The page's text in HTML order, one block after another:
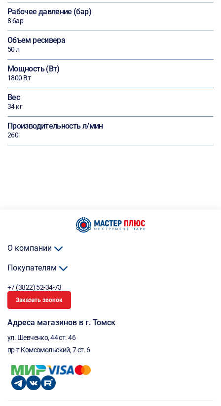
Рабочее давление (бар)
8 бар
Объем ресивера
50 л
Мощность (Вт)
1800 Вт
Вес
34 кг
Производительность л/мин
260
О компании
Покупателям
+7 (3822) 52-34-73
Заказать звонок
Адреса магазинов в г. Томск
ул. Шевченко, 44 ст. 46
пр-т Комсомольский, 7 ст. 6